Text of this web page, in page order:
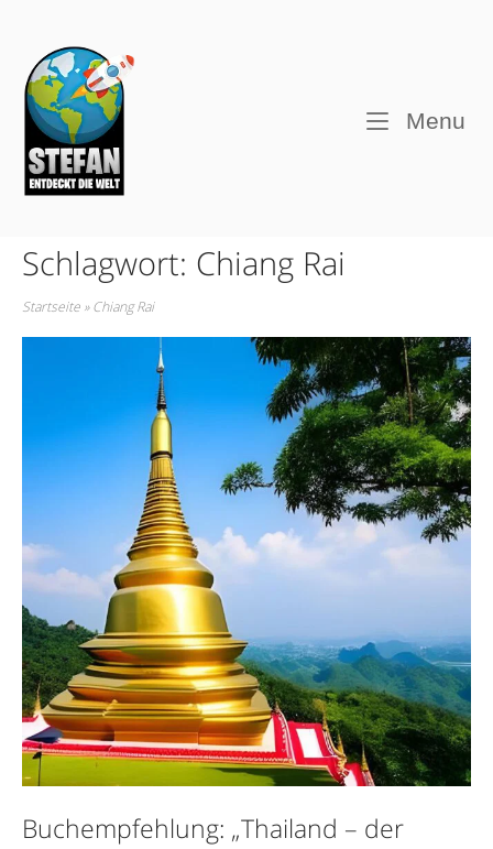
content
Home
Menu
Schlagwort: Chiang Rai
Startseite »Chiang Rai
Buchempfehlung: „Thailand – der